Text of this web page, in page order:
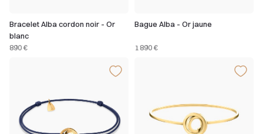
Bracelet Alba cordon noir - Or
blanc
890 €
Bague Alba - Or jaune
1 890 €